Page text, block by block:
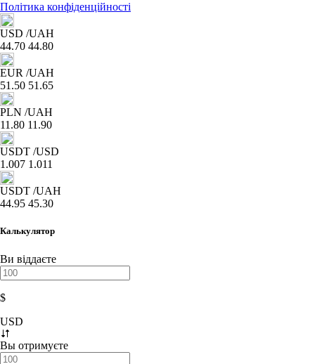
Політика конфіденційності
USD /UAH
44.70 44.80
EUR /UAH
51.50 51.65
PLN /UAH
11.80 11.90
USDT /USD
1.007 1.011
USDT /UAH
44.95 45.30
Калькулятор
Ви віддаєте
$
USD
Вы отримуєте